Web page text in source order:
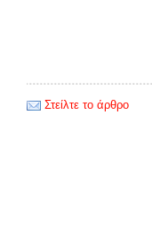
Στείλτε το άρθρο